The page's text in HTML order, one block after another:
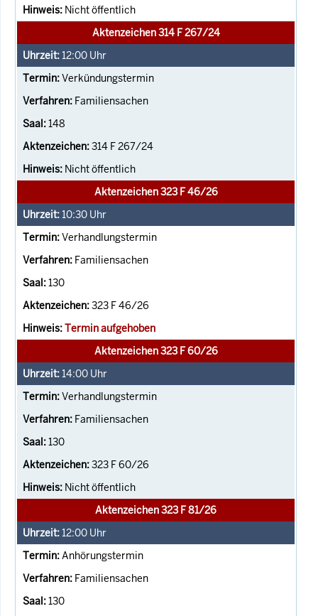
Nicht öffentlich
Aktenzeichen 314 F 267/24
12:00 Uhr
Verkündungstermin
Familiensachen
148
314 F 267/24
Nicht öffentlich
Aktenzeichen 323 F 46/26
10:30 Uhr
Verhandlungstermin
Familiensachen
130
323 F 46/26
Termin aufgehoben
Aktenzeichen 323 F 60/26
14:00 Uhr
Verhandlungstermin
Familiensachen
130
323 F 60/26
Nicht öffentlich
Aktenzeichen 323 F 81/26
12:00 Uhr
Anhörungstermin
Familiensachen
130